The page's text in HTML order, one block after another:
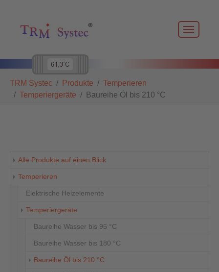
Sie sind hier:
TRM Systec
Produkte
Temperieren
Temperiergeräte
Baureihe Öl bis 210 °C
Alle Produkte auf einen Blick
Temperieren
Elektrische Heizelemente
Temperiergeräte
Baureihe Wasser bis 95 °C
Baureihe Wasser bis 180 °C
Baureihe Öl bis 210 °C